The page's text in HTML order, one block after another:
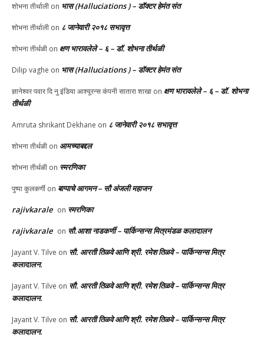
शोभना तीर्थाली on भास (Halluciations ) – डॉक्टर हेमंत संत
शोभना तीर्थाली on ८ जानेवारी २०१८ सभावृत्त
शोभना तीर्थळी on क्षण भारावलेले – ६ – डॉ. शोभना तीर्थळी
Dilip vaghe on भास (Halluciations ) – डॉक्टर हेमंत संत
ज्ञानेश्वर पवार दि नु इंडिया आश्यूरन्स कंपनी सातारा शाखा on क्षण भारावलेले – ६ – डॉ. शोभना
तीर्थळी
Amruta shrikant Dekhane on ८ जानेवारी २०१८ सभावृत्त
शोभना तीर्थळी on आमच्याबद्दल
शोभना तीर्थळी on स्मरणिका
पुष्पा कुलकर्णी on बाप्पाचे आगमन – सौ अंजली महाजन
rajivkarale on स्मरणिका
rajivkarale on सौ.आशा नाडकर्णी – पार्किन्सन्स मित्रमंडळ कलादालन
Jayant V. Tilve on सौ. आरती तिळवे आणि श्री. रमेश तिळवे – पार्किन्सन्स मित्र
कलादालन.
Jayant V. Tilve on सौ. आरती तिळवे आणि श्री. रमेश तिळवे – पार्किन्सन्स मित्र
कलादालन.
Jayant V. Tilve on सौ. आरती तिळवे आणि श्री. रमेश तिळवे – पार्किन्सन्स मित्र
कलादालन.